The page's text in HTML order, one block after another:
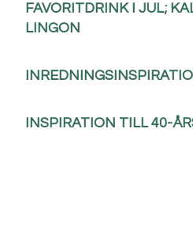
FAVORITDRINK I JUL;
LINGON
INSPIRATION TILL 40-